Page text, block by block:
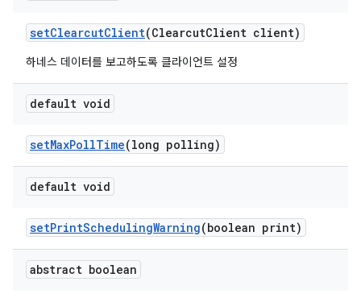
setClearcutClient(ClearcutClient client)
하네스 데이터를 보고하도록 클라이언트 설정
default void
setMaxPollTime(long polling)
default void
setPrintSchedulingWarning(boolean print)
abstract boolean